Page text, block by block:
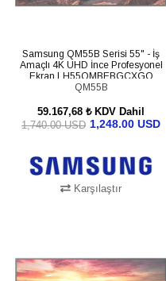
Samsung QM55B Serisi 55" - İş
Amaçlı 4K UHD İnce Profesyonel
Ekran LH55QMBEBGCXGO
QM55B
59.167,68 ₺ KDV Dahil
1,248.00 USD
1,740.00 USD
Karşılaştır